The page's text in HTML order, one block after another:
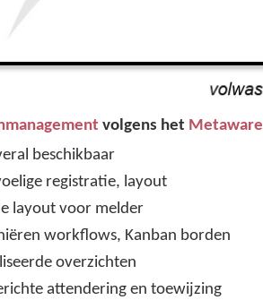
volgens het Metaware
beschikbaar
registratie, layout
layout voor melder
workflows, Kanban borden
overzichten
attendering en toewijzing